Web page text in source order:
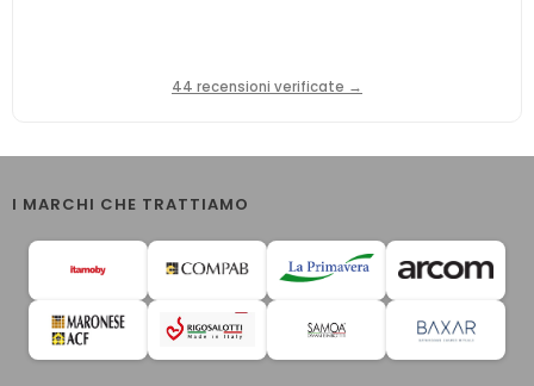
44 recensioni verificate →
I MARCHI CHE TRATTIAMO